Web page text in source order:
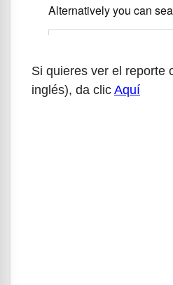
Si quieres ver el reporte
inglés), da clic Aquí